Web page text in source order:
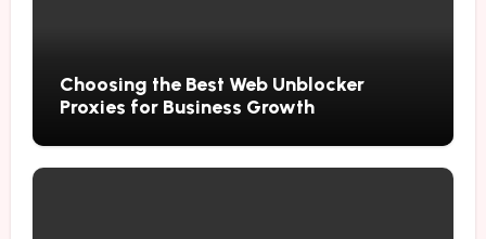
Choosing the Best Web Unblocker
Proxies for Business Growth